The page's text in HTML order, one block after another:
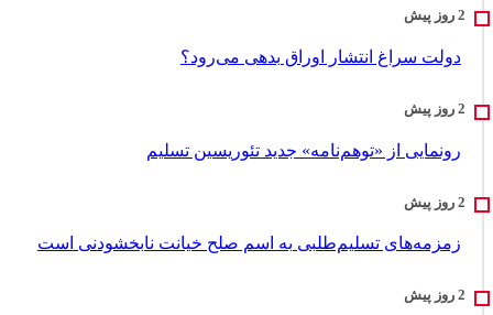
دولت سراغ انتشار اوراق بدهی می‌رود؟
رونمایی از «توهم‌نامه» جدید تئور‌یسین تسلیم
زمزمه‌های تسلیم‌طلبی به اسم صلح خیانت نابخشودنی است